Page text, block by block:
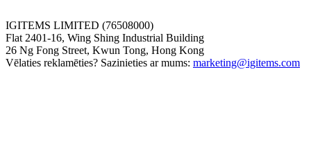
IGITEMS LIMITED (76508000)
Flat 2401-16, Wing Shing Industrial Building
26 Ng Fong Street, Kwun Tong, Hong Kong
Vēlaties reklamēties? Sazinieties ar mums: marketing@igitems.com